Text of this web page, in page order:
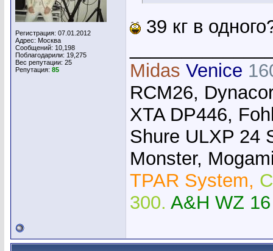
Регистрация: 07.01.2012
Адрес: Москва
Сообщений: 10,198
Поблагодарили: 19,275
Вес репутации: 25
Репутация: 85
39 кг в
Midas Venice
RCM26,
XTA DP446,
Shure ULXP 24
Monster,
TPAR System,
300. A&H WZ